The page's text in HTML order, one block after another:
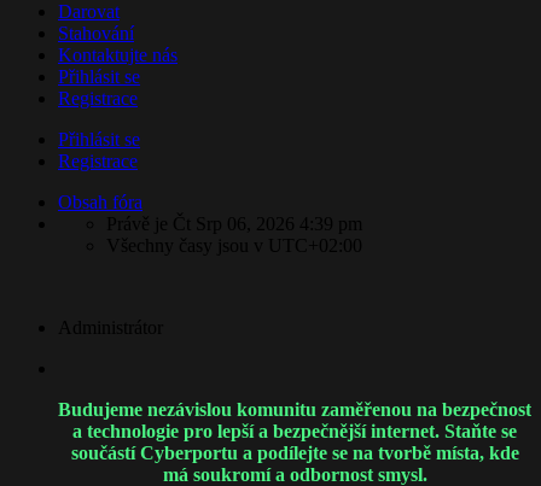
Darovat
Stahování
Kontaktujte nás
Přihlásit se
Registrace
Přihlásit se
Registrace
Obsah fóra
Právě je Čt Srp 06, 2026 4:39 pm
Všechny časy jsou v UTC+02:00
Administrátor
Budujeme nezávislou komunitu zaměřenou na bezpečnost
a technologie pro lepší a bezpečnější internet. Staňte se
součástí Cyberportu a podílejte se na tvorbě místa, kde
má soukromí a odbornost smysl.